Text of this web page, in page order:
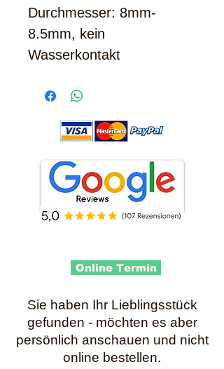
Durchmesser: 8mm-
8.5mm, kein
Wasserkontakt
Online Termin
Sie haben Ihr Lieblingsstück
gefunden - möchten es aber
persönlich anschauen und nicht
online bestellen.